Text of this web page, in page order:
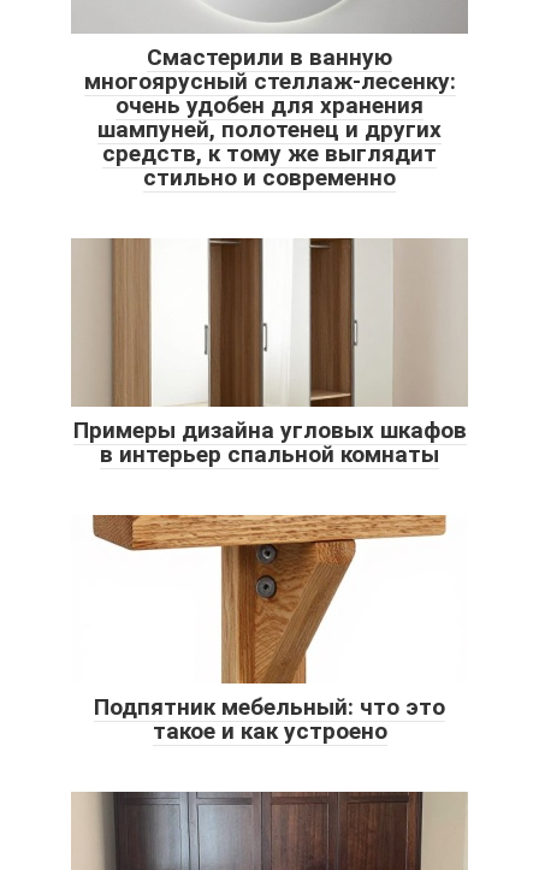
Смастерили в ванную
многоярусный стеллаж-лесенку:
очень удобен для хранения
шампуней, полотенец и других
средств, к тому же выглядит
стильно и современно
Примеры дизайна угловых шкафов
в интерьер спальной комнаты
Подпятник мебельный: что это
такое и как устроено